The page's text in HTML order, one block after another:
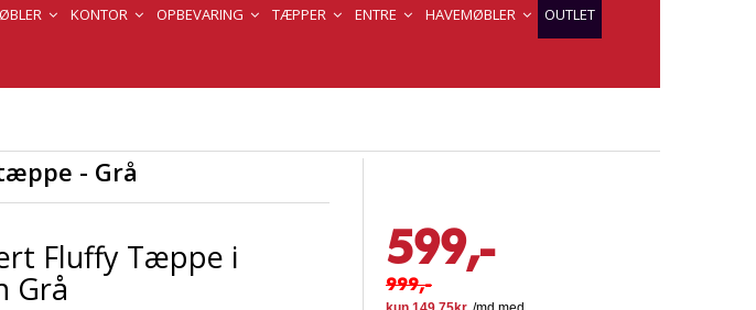
KONTOR OPBEVARING TÆPPER ENTRE HAVEMØBLER OUTLET
- Grå
Fluffy Tæppe i
Grå
599,-
999,-